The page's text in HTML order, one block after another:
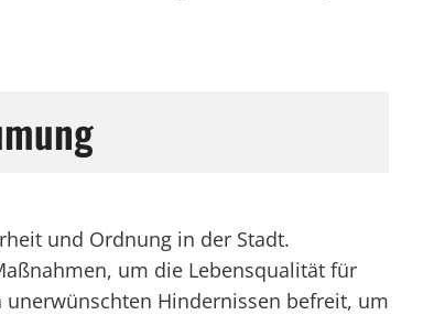
und Ordnung in der Stadt.
um die Lebensqualität für
Hindernissen befreit, um